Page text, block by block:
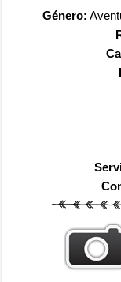
Género: